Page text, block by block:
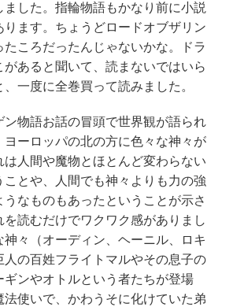
ました。指輪物語もかなり前に小説
ります。ちょうどロードオブザリン
たころだったんじゃないかな。ドラ
があると聞いて、読まないではいら
一度に全巻買って読みました。
ン物語お話の冒頭で世界観が語られ
ヨーロッパの北の方に色々な神々が
は人間や魔物とほとんど変わらない
ことや、人間でも神々よりも力の強
うなものもあったということが示さ
を読むだけでワクワク感がありまし
神々（オーディン、ヘーニル、ロキ
人の百姓フライトマルやその息子の
ギンやオトルという者たちが登場
法使いで、かわうそに化けていた弟